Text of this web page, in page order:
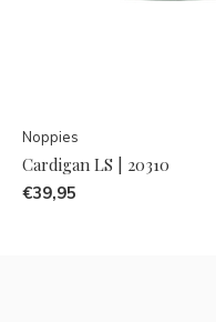
Noppies
Cardigan LS | 20310
€39,95